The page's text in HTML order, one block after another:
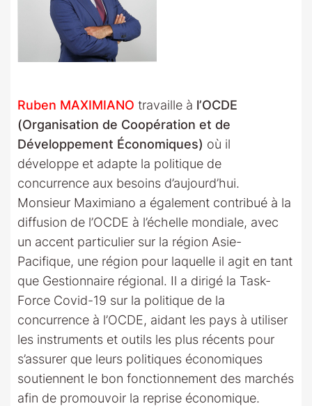
Ruben MAXIMIANO travaille à l’OCDE
(Organisation de Coopération et de
Développement Économiques) où il
développe et adapte la politique de
concurrence aux besoins d’aujourd’hui.
Monsieur Maximiano a également contribué à la
diffusion de l’OCDE à l’échelle mondiale, avec
un accent particulier sur la région Asie-
Pacifique, une région pour laquelle il agit en tant
que Gestionnaire régional. Il a dirigé la Task-
Force Covid-19 sur la politique de la
concurrence à l’OCDE, aidant les pays à utiliser
les instruments et outils les plus récents pour
s’assurer que leurs politiques économiques
soutiennent le bon fonctionnement des marchés
afin de promouvoir la reprise économique.